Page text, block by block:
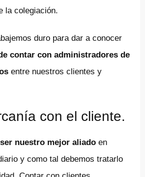
la colegiación.
duro para dar a conocer
contar con administradores de
entre nuestros clientes y
con el cliente.
nuestro mejor aliado en
y como tal debemos tratarlo